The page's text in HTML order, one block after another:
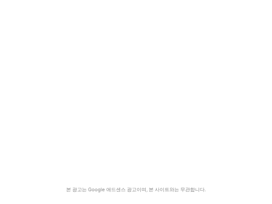
본 광고는 Google 애드센스 광고이며, 본 사이트와는 무관합니다.